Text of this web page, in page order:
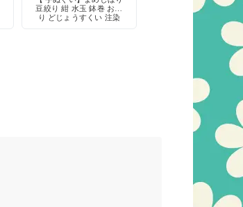
豆絞り 紺 水玉 鉢巻 お祭
り どじょうすくい 注染